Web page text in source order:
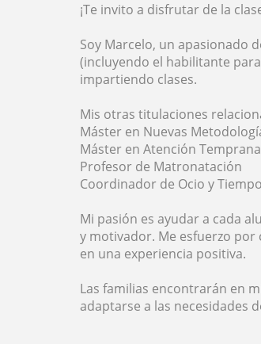
¡Te invito a disfrutar de la
Soy Marcelo, un apasionado
(incluyendo el habilitante
impartiendo clases.
Mis otras titulaciones
Máster en Nuevas
Máster en Atención Temprana
Profesor de Matronatación
Coordinador de Ocio y
Mi pasión es ayudar a cada
y motivador. Me esfuerzo
en una experiencia positiva.
Las familias encontrarán en
adaptarse a las necesidades